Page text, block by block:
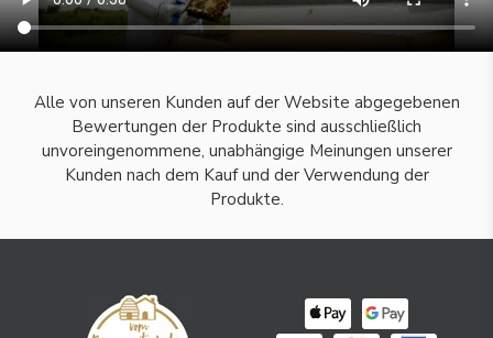
Alle von unseren Kunden auf der Website abgegebenen
Bewertungen der Produkte sind ausschließlich
unvoreingenommene, unabhängige Meinungen unserer
Kunden nach dem Kauf und der Verwendung der
Produkte.